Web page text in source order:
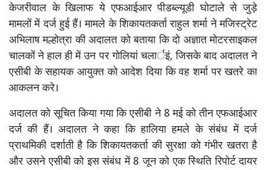
केजरीवाल के खिलाफ ये एफआईआर पीडब्ल्यूडी घोटाले से जुड़े
मामलों में दर्ज हुई हैं। मामले के शिकायतकर्ता राहुल शर्मा ने मजिस्ट्रेट
अभिलाष मल्होत्रा की अदालत को बताया कि दो अज्ञात मोटरसाइकल
चालकों ने हाल ही में उन पर गोलियां चलार्इं, जिसके बाद अदालत ने
एसीबी के सहायक आयुक्त को आदेश दिया कि वह शर्मा पर खतरे का
आकलन करे।
अदालत को सूचित किया गया कि एसीबी ने 8 मई को तीन एफआईआर
दर्ज की हैं। अदालत ने कहा कि हालिया हमले के संबंध में दर्ज
प्राथमिकी दर्शाती है कि शिकायतकर्ता की सुरक्षा को गंभीर खतरा है
और उसने एसीबी को इस संबंध में 8 जून को एक स्थिति रिपोर्ट दायर